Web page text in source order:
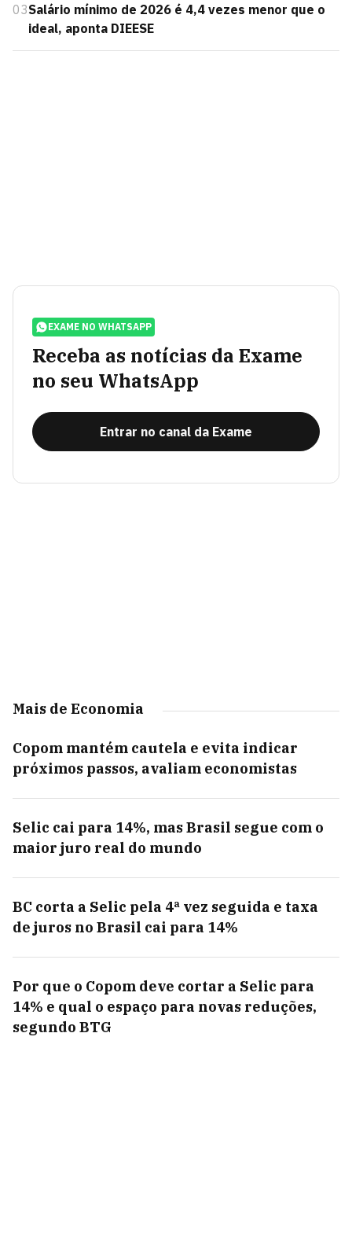
03Salário mínimo de 2026 é 4,4 vezes menor que o
ideal, aponta DIEESE
EXAME NO WHATSAPP
Receba as notícias da Exame
no seu WhatsApp
Entrar no canal da Exame
Mais de Economia
Copom mantém cautela e evita indicar
próximos passos, avaliam economistas
Selic cai para 14%, mas Brasil segue com o
maior juro real do mundo
BC corta a Selic pela 4ª vez seguida e taxa
de juros no Brasil cai para 14%
Por que o Copom deve cortar a Selic para
14% e qual o espaço para novas reduções,
segundo BTG